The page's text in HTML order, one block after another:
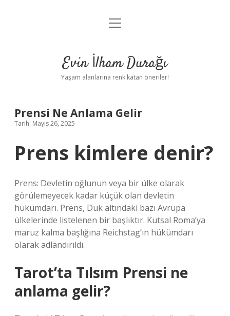
Anasayfa
Yasal Uyarı
menüyü
Evin İlham Durağı
Yaşam alanlarına renk katan öneriler!
Prensi Ne Anlama Gelir
Tarih: Mayıs 26, 2025
Prens kimlere denir?
Prens: Devletin oğlunun veya bir ülke olarak
görülemeyecek kadar küçük olan devletin
hükümdarı. Prens, Dük altındaki bazı Avrupa
ülkelerinde listelenen bir başlıktır. Kutsal Roma’ya
maruz kalma başlığına Reichstag’ın hükümdarı
olarak adlandırıldı.
Tarot’ta Tılsım Prensi ne
anlama gelir?